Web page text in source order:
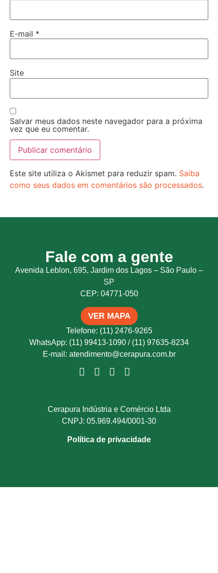
E-mail *
Site
Salvar meus dados neste navegador para a próxima
vez que eu comentar.
Este site utiliza o Akismet para reduzir spam. Saiba
como seus dados em comentários são processados.
Fale com a gente
Avenida Leblon, 695, Jardim dos Lagos – São Paulo –
SP
CEP: 04771-050
VER MAPA
Telefone: (11) 2476-9265
WhatsApp: (11) 99413-1090 / (11) 97635-8234
E-mail: atendimento@cerapura.com.br
Cerapura Indústria e Comércio Ltda
CNPJ: 05.969.494/0001-30
Política de privacidade